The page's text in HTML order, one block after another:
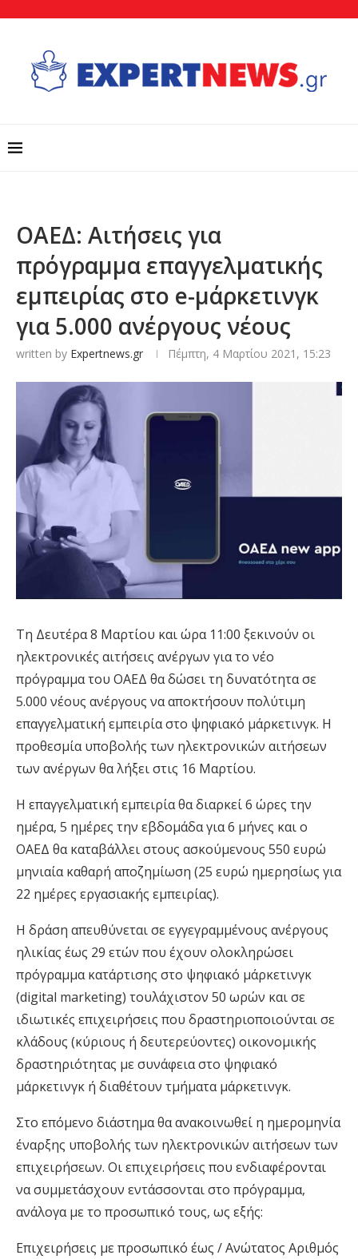
ΟΑΕΔ: Αιτήσεις για
πρόγραμμα επαγγελματικής
εμπειρίας στο e-μάρκετινγκ
για 5.000 ανέργους νέους
written by Expertnews.gr Πέμπτη, 4 Μαρτίου 2021, 15:23
Τη Δευτέρα 8 Μαρτίου και ώρα 11:00 ξεκινούν οι
ηλεκτρονικές αιτήσεις ανέργων για το νέο
πρόγραμμα του ΟΑΕΔ θα δώσει τη δυνατότητα σε
5.000 νέους ανέργους να αποκτήσουν πολύτιμη
επαγγελματική εμπειρία στο ψηφιακό μάρκετινγκ. Η
προθεσμία υποβολής των ηλεκτρονικών αιτήσεων
των ανέργων θα λήξει στις 16 Μαρτίου.
Η επαγγελματική εμπειρία θα διαρκεί 6 ώρες την
ημέρα, 5 ημέρες την εβδομάδα για 6 μήνες και ο
ΟΑΕΔ θα καταβάλλει στους ασκούμενους 550 ευρώ
μηνιαία καθαρή αποζημίωση (25 ευρώ ημερησίως για
22 ημέρες εργασιακής εμπειρίας).
Η δράση απευθύνεται σε εγγεγραμμένους ανέργους
ηλικίας έως 29 ετών που έχουν ολοκληρώσει
πρόγραμμα κατάρτισης στο ψηφιακό μάρκετινγκ
(digital marketing) τουλάχιστον 50 ωρών και σε
ιδιωτικές επιχειρήσεις που δραστηριοποιούνται σε
κλάδους (κύριους ή δευτερεύοντες) οικονομικής
δραστηριότητας με συνάφεια στο ψηφιακό
μάρκετινγκ ή διαθέτουν τμήματα μάρκετινγκ.
Στο επόμενο διάστημα θα ανακοινωθεί η ημερομηνία
έναρξης υποβολής των ηλεκτρονικών αιτήσεων των
επιχειρήσεων. Οι επιχειρήσεις που ενδιαφέρονται
να συμμετάσχουν εντάσσονται στο πρόγραμμα,
ανάλογα με το προσωπικό τους, ως εξής:
Επιχειρήσεις με προσωπικό έως / Ανώτατος Αριθμός